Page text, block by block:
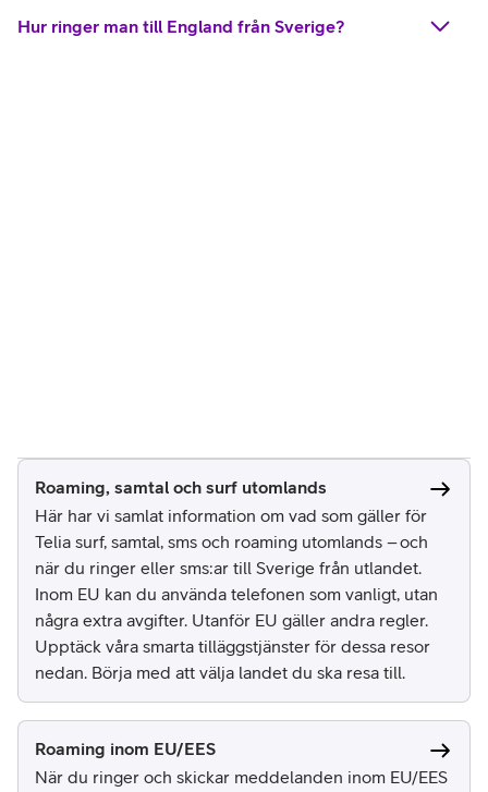
Hur ringer man till England från Sverige?
Roaming, samtal och surf utomlands
Här har vi samlat information om vad som gäller för
Telia surf, samtal, sms och roaming utomlands – och
när du ringer eller sms:ar till Sverige från utlandet.
Inom EU kan du använda telefonen som vanligt, utan
några extra avgifter. Utanför EU gäller andra regler.
Upptäck våra smarta tilläggstjänster för dessa resor
nedan. Börja med att välja landet du ska resa till.
Roaming inom EU/EES
När du ringer och skickar meddelanden inom EU/EES